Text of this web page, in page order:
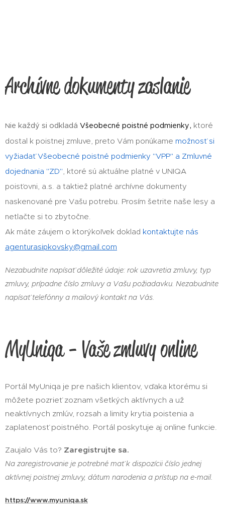
Archívne dokumenty zaslanie
Nie každý si odkladá Všeobecné poistné podmienky, ktoré
dostal k poistnej zmluve, preto Vám ponúkame možnosť si
vyžiadať Všeobecné poistné podmienky "VPP" a Zmluvné
dojednania "ZD", ktoré sú aktuálne platné v UNIQA
poisťovni, a.s. a taktiež platné archívne dokumenty
naskenované pre Vašu potrebu. Prosím šetrite naše lesy a
netlačte si to zbytočne.
Ak máte záujem o ktorýkoľvek doklad kontaktujte nás
agenturasipkovsky@gmail.com
Nezabudnite napísať dôležité údaje: rok uzavretia zmluvy, typ
zmluvy, prípadne číslo zmluvy a Vašu požiadavku. Nezabudnite
napísať telefónny a mailový kontakt na Vás.
MyUniqa - Vaše zmluvy online
Portál MyUniqa je pre našich klientov, vďaka ktorému si
môžete pozrieť zoznam všetkých aktívnych a už
neaktívnych zmlúv, rozsah a limity krytia poistenia a
zaplatenosť poistného. Portál poskytuje aj online funkcie.
Zaujalo Vás to? Zaregistrujte sa.
Na zaregistrovanie je potrebné mať k dispozícii číslo jednej
aktívnej poistnej zmluvy, dátum narodenia a prístup na e-mail.
https://www.myuniqa.sk